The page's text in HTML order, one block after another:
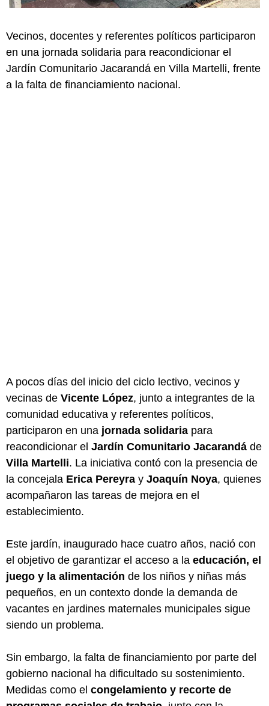
Vecinos, docentes y referentes políticos participaron
en una jornada solidaria para reacondicionar el
Jardín Comunitario Jacarandá en Villa Martelli, frente
a la falta de financiamiento nacional.
A pocos días del inicio del ciclo lectivo, vecinos y
vecinas de Vicente López, junto a integrantes de la
comunidad educativa y referentes políticos,
participaron en una jornada solidaria para
reacondicionar el Jardín Comunitario Jacarandá de
Villa Martelli. La iniciativa contó con la presencia de
la concejala Erica Pereyra y Joaquín Noya, quienes
acompañaron las tareas de mejora en el
establecimiento.
Este jardín, inaugurado hace cuatro años, nació con
el objetivo de garantizar el acceso a la educación, el
juego y la alimentación de los niños y niñas más
pequeños, en un contexto donde la demanda de
vacantes en jardines maternales municipales sigue
siendo un problema.
Sin embargo, la falta de financiamiento por parte del
gobierno nacional ha dificultado su sostenimiento.
Medidas como el congelamiento y recorte de